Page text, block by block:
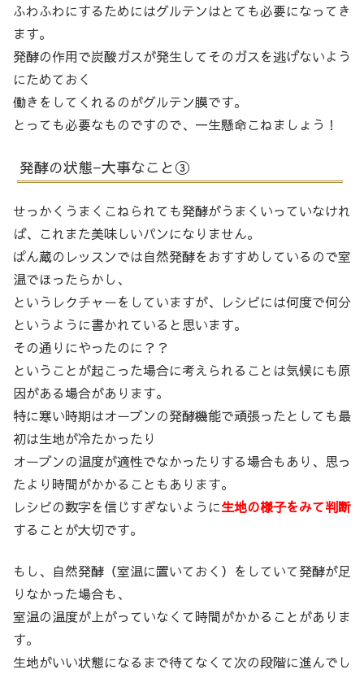
ふわふわにするためにはグルテンはとても必要になってき
ます。
発酵の作用で炭酸ガスが発生してそのガスを逃げないよう
にためておく
働きをしてくれるのがグルテン膜です。
とっても必要なものですので、一生懸命こねましょう！
発酵の状態−大事なこと③
せっかくうまくこねられても発酵がうまくいっていなけれ
ば、これまた美味しいパンになりません。
ぱん蔵のレッスンでは自然発酵をおすすめしているので室
温でほったらかし、
というレクチャーをしていますが、レシピには何度で何分
というように書かれていると思います。
その通りにやったのに？？
ということが起こった場合に考えられることは気候にも原
因がある場合があります。
特に寒い時期はオーブンの発酵機能で頑張ったとしても最
初は生地が冷たかったり
オーブンの温度が適性でなかったりする場合もあり、思っ
たより時間がかかることもあります。
レシピの数字を信じすぎないように生地の様子をみて判断
することが大切です。
もし、自然発酵（室温に置いておく）をしていて発酵が足
りなかった場合も、
室温の温度が上がっていなくて時間がかかることがありま
す。
生地がいい状態になるまで待てなくて次の段階に進んでし